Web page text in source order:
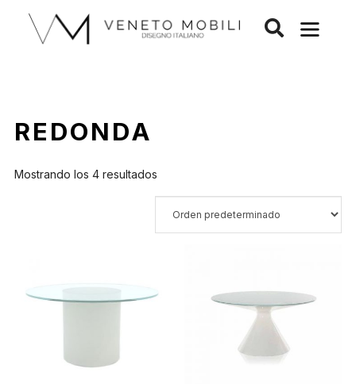
contenido
REDONDA
Mostrando los 4 resultados